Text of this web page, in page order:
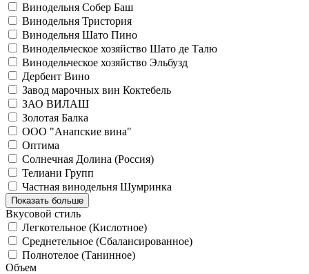
Винодельня Собер Баш
Винодельня Тристория
Винодельня Шато Пино
Винодельческое хозяйство Шато де Талю
Винодельческое хозяйство Эльбузд
Дербент Вино
Завод марочных вин Коктебель
ЗАО ВИЛАШ
Золотая Балка
ООО "Анапские вина"
Оптима
Солнечная Долина (Россия)
Телиани Групп
Частная винодельня Шумринка
Показать больше
Вкусовой стиль
Легкотельное (Кислотное)
Среднетельное (Сбалансированное)
Полнотелое (Танинное)
Объем